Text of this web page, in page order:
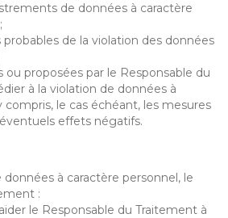
de données à caractère
de la violation des données
ou proposées par le Responsable du
à la violation de données à
compris, le cas échéant, les mesures
effets négatifs.
données à caractère personnel, le
:
le Responsable du Traitement à